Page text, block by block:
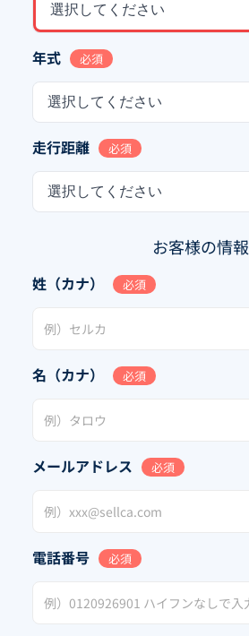
選択してください
年式 必須
選択してください
走行距離 必須
選択してください
お客様の情報
姓（カナ） 必須
名（カナ） 必須
メールアドレス 必須
電話番号 必須